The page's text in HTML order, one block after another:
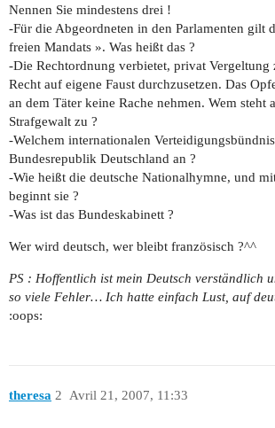
Nennen Sie mindestens drei !
-Für die Abgeordneten in den Parlamenten gilt
freien Mandats ». Was heißt das ?
-Die Rechtordnung verbietet, privat Vergeltung
Recht auf eigene Faust durchzusetzen. Das
an dem Täter keine Rache nehmen. Wem steht
Strafgewalt zu ?
-Welchem internationalen
Bundesrepublik Deutschland an ?
-Wie heißt die deutsche Nationalhymne, und
beginnt sie ?
-Was ist das Bundeskabinett ?
Wer wird deutsch, wer bleibt französisch ?^^
PS : Hoffentlich ist mein Deutsch verständlich
so viele Fehler… Ich hatte einfach Lust, auf
:oops:
theresa Avril 21, 2007, 11:33
2